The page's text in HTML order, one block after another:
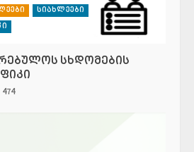
სიახლეები
სხდომების
474